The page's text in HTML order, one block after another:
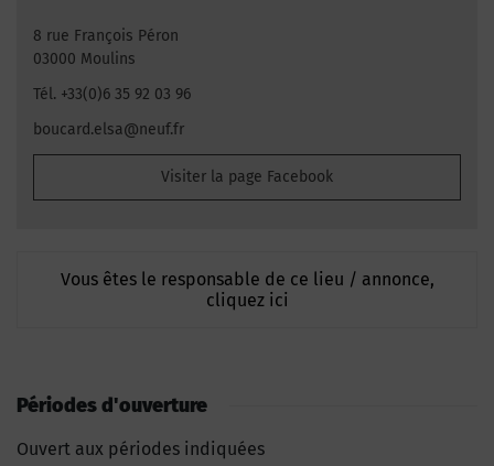
8 rue François Péron
03000 Moulins
Tél. +33(0)6 35 92 03 96
boucard.elsa@neuf.fr
Visiter la page Facebook
Vous êtes le responsable de ce lieu / annonce,
cliquez ici
Périodes d'ouverture
Ouvert aux périodes indiquées